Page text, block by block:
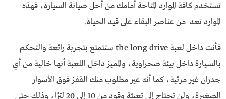
تستخدم كافة الموارد المتاحة أمامك من أحل صيانة السيارة، فهذه
الموارد تعد من عناصر البقاء على قيد الحياة.
فأنت داخل لعبة the long drive ستتمتع بتجربة رائعة والتحكم
بالسيارة داخل بيئة صحراوية، والمميز داخل اللعبة أنها خالية من أي
جدران غير مرئية، كما أنه غير مطلوب منك القفز فوق الأسوار
الصغيرة، ولن تحتاج إلى تعبئة وقود من 10 إلى 20 لترًا، وذلك حتى